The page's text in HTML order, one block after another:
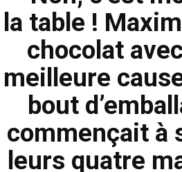
la table !
chocolat
meilleure
bout
commençait à
leurs quatre